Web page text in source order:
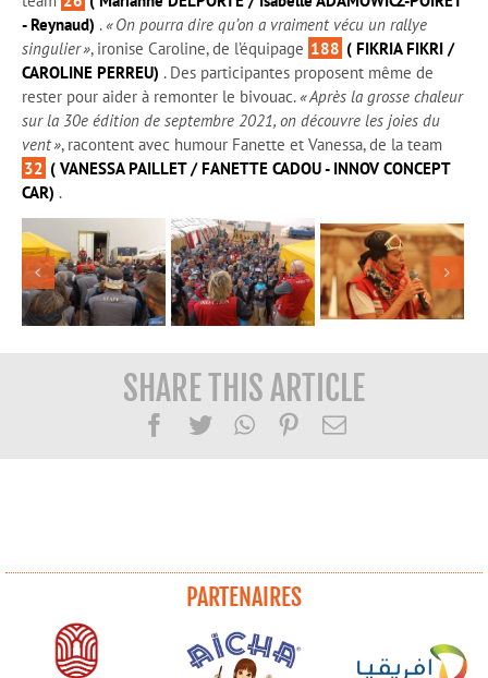
- Reynaud) .« On pourra dire qu’on a vraiment vécu un rallye
singulier », ironise Caroline, de l’équipage 188 ( FIKRIA FIKRI /
CAROLINE PERREU) . Des participantes proposent même de
rester pour aider à remonter le bivouac.« Après la grosse chaleur
sur la 30eédition de septembre 2021, on découvre les joies du
vent », racontent avec humour Fanette et Vanessa, de la team
32 ( VANESSA PAILLET / FANETTE CADOU - INNOV CONCEPT
CAR) .
SHARE THIS ARTICLE
Facebook
TwitterWhatsApp
Pinterest
Email
PARTENAIRES